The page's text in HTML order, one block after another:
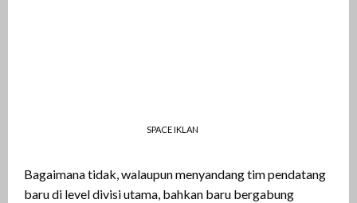
SPACE IKLAN
Bagaimana tidak, walaupun menyandang tim pendatang
baru di level divisi utama, bahkan baru bergabung